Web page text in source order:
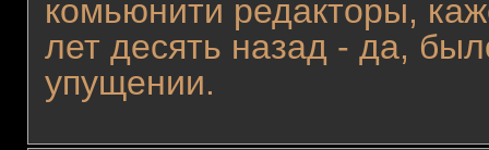
комьюнити редакторы,
лет десять назад - да,
упущении.